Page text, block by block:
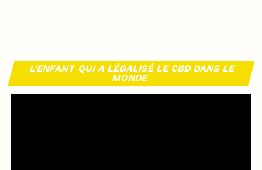
L’ENFANT QUI A LÉGALISÉ LE CBD DANS LE
MONDE